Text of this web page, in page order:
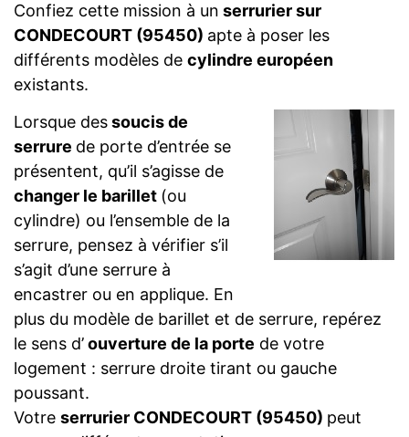
Confiez cette mission à un serrurier sur
CONDECOURT (95450) apte à poser les
différents modèles de cylindre européen
existants.
Lorsque dessoucis de
serrure de porte d’entrée se
présentent, qu’il s’agisse de
changer le barillet (ou
cylindre) ou l’ensemble de la
serrure, pensez à vérifier s’il
s’agit d’une serrure à
encastrer ou en applique. En
plus du modèle de barillet et de serrure, repérez
le sens d’ouverture de la porte de votre
logement : serrure droite tirant ou gauche
poussant.
Votre serrurier CONDECOURT (95450) peut